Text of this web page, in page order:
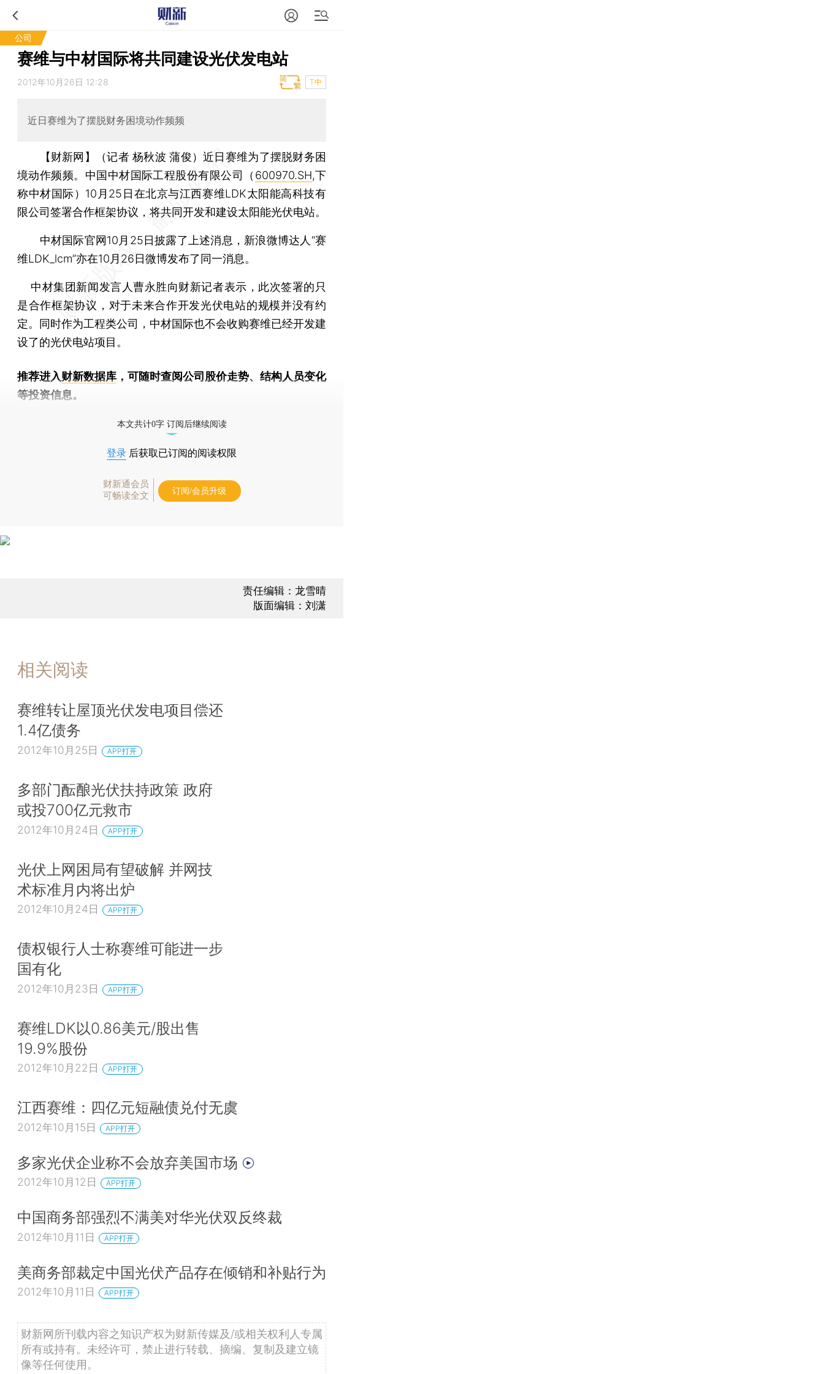
公司
赛维与中材国际将共同建设光伏发电站
2012年10月26日 12:28 T中
近日赛维为了摆脱财务困境动作频频
【财新网】（记者 杨秋波 蒲俊）近日赛维为了摆脱财务困
境动作频频。中国中材国际工程股份有限公司（ 600970.SH,下
称中材国际）10月25日在北京与江西赛维LDK太阳能高科技有
限公司签署合作框架协议，将共同开发和建设太阳能光伏电站。
中材国际官网10月25日披露了上述消息，新浪微博达人“赛
维LDK_lcm”亦在10月26日微博发布了同一消息。
中材集团新闻发言人曹永胜向财新记者表示，此次签署的只
是合作框架协议，对于未来合作开发光伏电站的规模并没有约
定。同时作为工程类公司，中材国际也不会收购赛维已经开发建
设了的光伏电站项目。
推荐进入财新数据库 ，可随时查阅公司股价走势、结构人员变化
等投资信息。
本文共计0字 订阅后继续阅读
登录 后获取已订阅的阅读权限
财新通会员
可畅读全文
订阅/会员升级
责任编辑：龙雪晴
版面编辑：刘潇
相关阅读
赛维转让屋顶光伏发电项目偿还
1.4亿债务
2012年10月25日 APP打开
多部门酝酿光伏扶持政策 政府
或投700亿元救市
2012年10月24日 APP打开
光伏上网困局有望破解 并网技
术标准月内将出炉
2012年10月24日 APP打开
债权银行人士称赛维可能进一步
国有化
2012年10月23日 APP打开
赛维LDK以0.86美元/股出售
19.9%股份
2012年10月22日 APP打开
江西赛维：四亿元短融债兑付无虞
2012年10月15日 APP打开
多家光伏企业称不会放弃美国市场
2012年10月12日 APP打开
中国商务部强烈不满美对华光伏双反终裁
2012年10月11日 APP打开
美商务部裁定中国光伏产品存在倾销和补贴行为
2012年10月11日 APP打开
财新网所刊载内容之知识产权为财新传媒及/或相关权利人专属
所有或持有。未经许可，禁止进行转载、摘编、复制及建立镜
像等任何使用。